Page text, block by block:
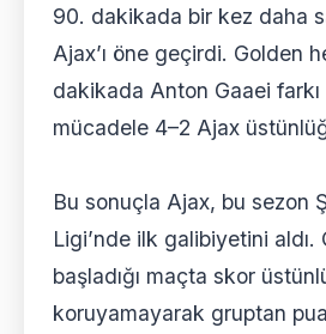
90. dakikada bir kez daha
Ajax’ı öne geçirdi. Golden
dakikada Anton Gaaei farkı
mücadele 4–2 Ajax
Bu sonuçla Ajax, bu sezon
Ligi’nde ilk galibiyetini
başladığı maçta skor
koruyamayarak gruptan